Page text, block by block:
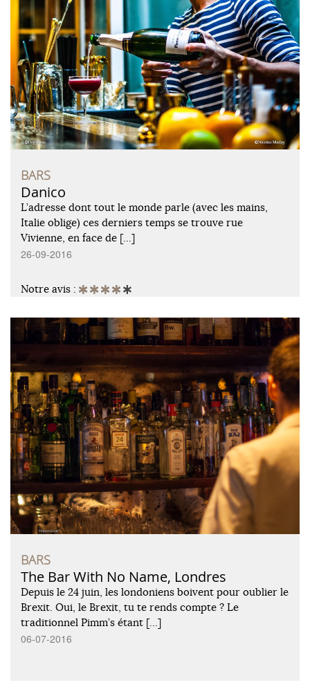
BARS
Danico
L’adresse dont tout le monde parle (avec les mains,
Italie oblige) ces derniers temps se trouve rue
Vivienne, en face de […]
26-09-2016
Notre avis :
BARS
The Bar With No Name, Londres
Depuis le 24 juin, les londoniens boivent pour oublier le
Brexit. Oui, le Brexit, tu te rends compte ? Le
traditionnel Pimm’s étant […]
06-07-2016